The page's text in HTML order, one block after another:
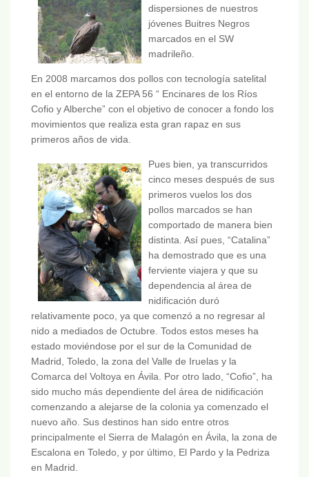
dispersiones de nuestros
jóvenes Buitres Negros
marcados en el SW
madrileño.
En 2008 marcamos dos pollos con tecnología satelital
en el entorno de la ZEPA 56 “ Encinares de los Ríos
Cofio y Alberche” con el objetivo de conocer a fondo los
movimientos que realiza esta gran rapaz en sus
primeros años de vida.
Pues bien, ya transcurridos
cinco meses después de sus
primeros vuelos los dos
pollos marcados se han
comportado de manera bien
distinta. Así pues, “Catalina”
ha demostrado que es una
ferviente viajera y que su
dependencia al área de
nidificación duró
relativamente poco, ya que comenzó a no regresar al
nido a mediados de Octubre. Todos estos meses ha
estado moviéndose por el sur de la Comunidad de
Madrid, Toledo, la zona del Valle de Iruelas y la
Comarca del Voltoya en Ávila. Por otro lado, “Cofio”, ha
sido mucho más dependiente del área de nidificación
comenzando a alejarse de la colonia ya comenzado el
nuevo año. Sus destinos han sido entre otros
principalmente el Sierra de Malagón en Ávila, la zona de
Escalona en Toledo, y por último, El Pardo y la Pedriza
en Madrid.